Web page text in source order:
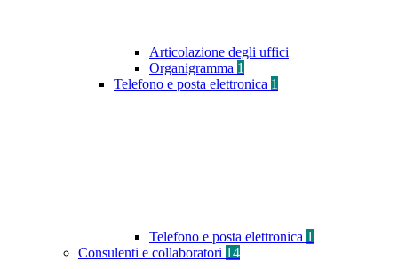
Articolazione degli uffici
Organigramma 1
Telefono e posta elettronica 1
Telefono e posta elettronica 1
Consulenti e collaboratori 14